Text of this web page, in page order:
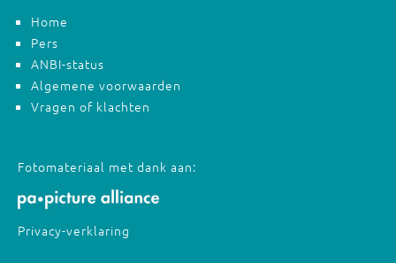
Home
Pers
ANBI-status
Algemene voorwaarden
Vragen of klachten
Fotomateriaal met dank aan:
Privacy-verklaring